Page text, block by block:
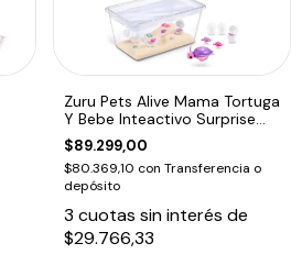
Zuru Pets Alive Mama Tortuga
Y Bebe Inteactivo Surprise
Rosa Rosa
$89.299,00
$80.369,10 con Transferencia o
depósito
3 cuotas sin interés de
$29.766,33